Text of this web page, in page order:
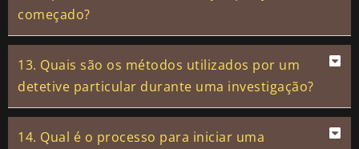
começado?
13. Quais são os métodos utilizados por um
detetive particular durante uma investigação?
14. Qual é o processo para iniciar uma